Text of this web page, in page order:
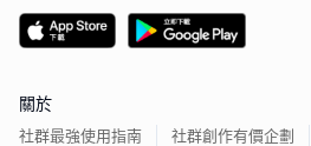
關於
社群最強使用指南
社群創作有價企劃